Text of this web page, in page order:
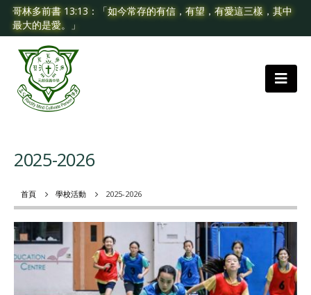
哥林多前書 13:13：「如今常存的有信，有望，有愛這三樣，其中
最大的是愛。」
首頁 學校活動 2025-2026
2025-2026